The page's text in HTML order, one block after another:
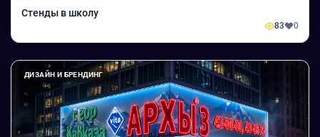
Стенды в школу
83 0
ДИЗАЙН И БРЕНДИНГ